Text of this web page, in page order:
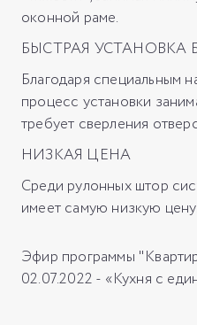
оконной раме.
БЫСТРАЯ УСТАНОВКА
Благодаря специальным
процесс установки
требует сверления
НИЗКАЯ ЦЕНА
Среди рулонных штор
имеет самую низкую цену.
Эфир программы
02.07.2022 - «Кухня с